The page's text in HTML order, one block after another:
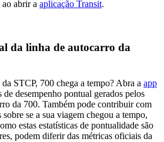
abrir a aplicação Transit.
da linha de autocarro da
STCP, 700 chega a tempo? Abra a app
de desempenho pontual gerados pelos
da 700. Também pode contribuir com
se a sua viagem chegou a tempo,
estas estatísticas de pontualidade são
podem diferir das métricas oficiais da